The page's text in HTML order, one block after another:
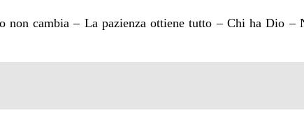
cambia – La pazienza ottiene tutto – Chi ha Dio –